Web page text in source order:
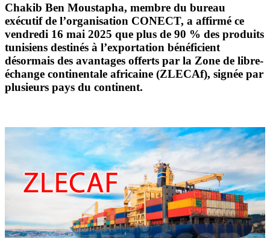
Chakib Ben Moustapha, membre du bureau
exécutif de l’organisation CONECT, a affirmé ce
vendredi 16 mai 2025 que plus de 90 % des produits
tunisiens destinés à l’exportation bénéficient
désormais des avantages offerts par la Zone de libre-
échange continentale africaine (ZLECAf), signée par
plusieurs pays du continent.